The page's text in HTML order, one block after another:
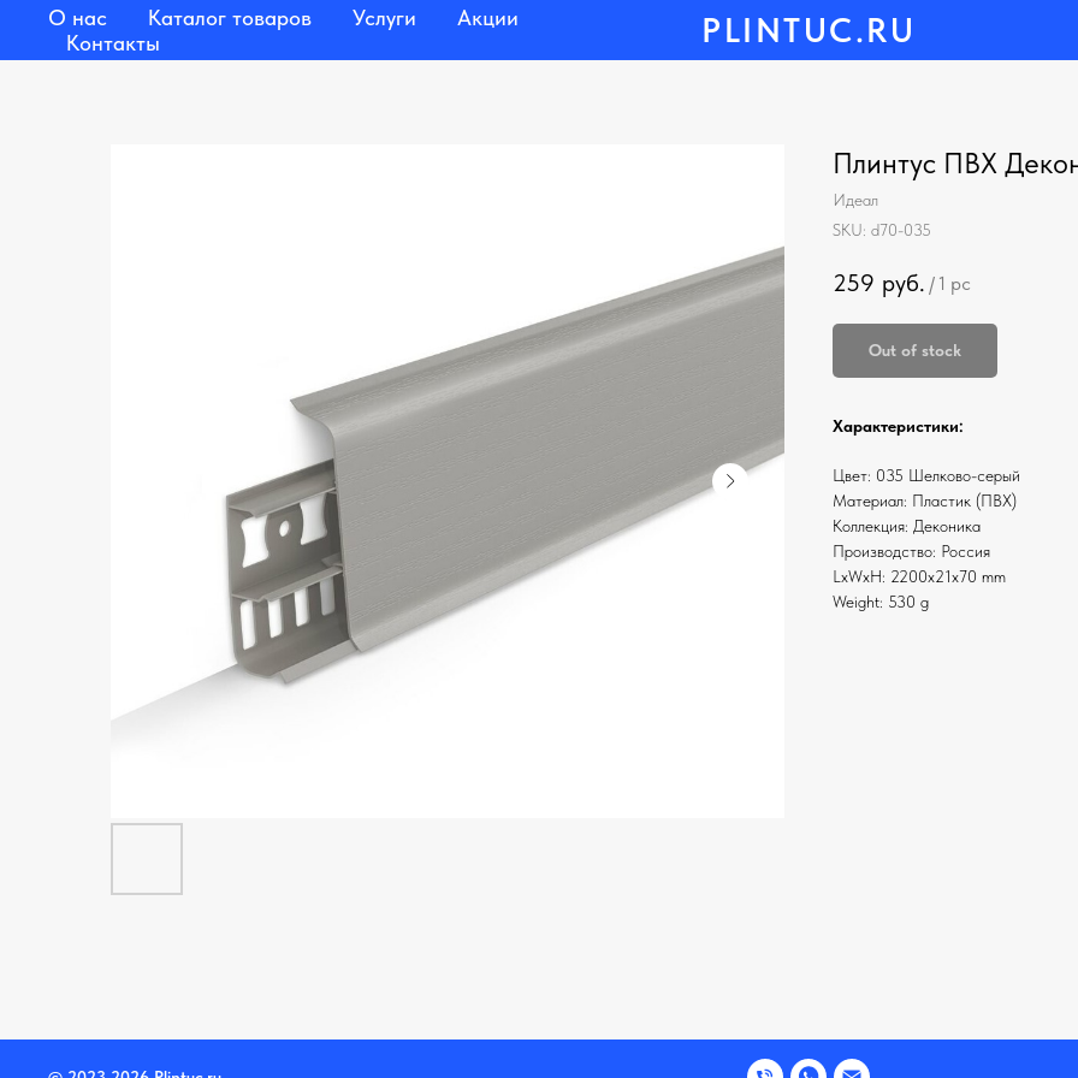
PLINTUC.RU
О нас Каталог товаров Услуги
Акции
Контакты
Плинтус ПВХ
Идеал
SKU: d70-035
259 руб. / 1 pc
Out of stock
Характеристики:
Цвет: 035 Шелково-серый
Материал: Пластик (ПВХ)
Коллекция: Деконика
Производство: Россия
LxWxH: 2200x21x70 mm
Weight: 530 g